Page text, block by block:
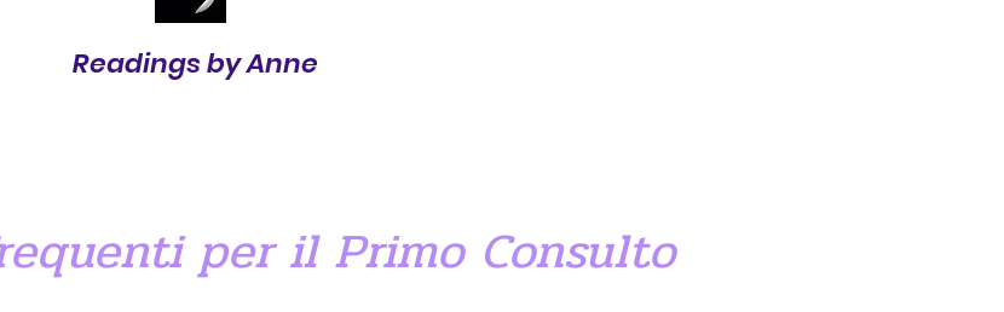
Readings by Anne
per il Primo Consulto